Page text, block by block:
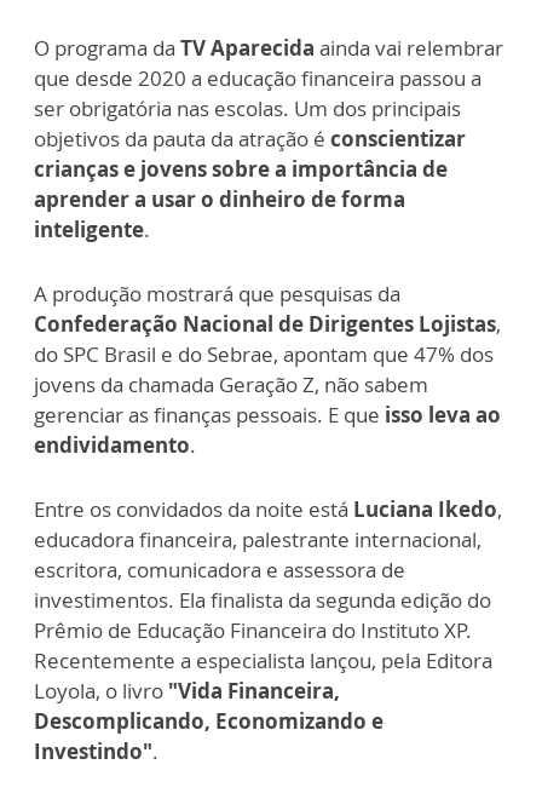
O programa da TV Aparecida ainda vai relembrar
que desde 2020 a educação financeira passou a
ser obrigatória nas escolas. Um dos principais
objetivos da pauta da atração é conscientizar
crianças e jovens sobre a importância de
aprender a usar o dinheiro de forma
inteligente.
A produção mostrará que pesquisas da
Confederação Nacional de Dirigentes Lojistas,
do SPC Brasil e do Sebrae, apontam que 47% dos
jovens da chamada Geração Z, não sabem
gerenciar as finanças pessoais. E que isso leva ao
endividamento.
Entre os convidados da noite está Luciana Ikedo,
educadora financeira, palestrante internacional,
escritora, comunicadora e assessora de
investimentos. Ela finalista da segunda edição do
Prêmio de Educação Financeira do Instituto XP.
Recentemente a especialista lançou, pela Editora
Loyola, o livro "Vida Financeira,
Descomplicando, Economizando e
Investindo".